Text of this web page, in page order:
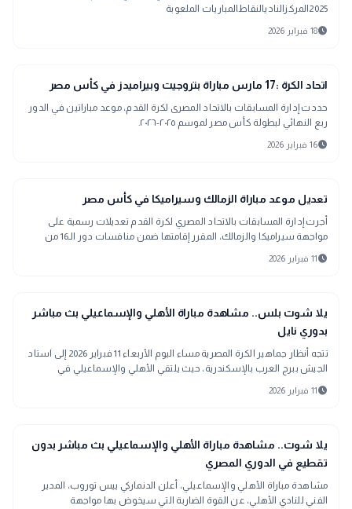
2025المركزالناديالنقاطالمباريات الملعوبة
schedule18 فبراير 2026
sports_soccer
رياضة
اتحاد الكرة :17 مارس مباراة بتروجيت وبيراميدز في كأس مصر
حددت إدارة المسابقات بالاتحاد المصرى لكرة القدم، موعد مباراتين في الدور
ربع النهائي لبطولة كأس مصر لموسم ٢٠٢٥-٢٠٢٦.
schedule16 فبراير 2026
sports_soccer
رياضة
تعديل موعد مباراة الزمالك وسيراميكا في كأس مصر
أجرت إدارة المسابقات بالاتحاد المصري لكرة القدم تعديلات رسمية على
مواجهة سيراميكا والزمالك، المقرر إقامتها ضمن منافسات دور الـ16 من
بطولة كأس مصر للموسم الجاري، في إطار خطة تنظيمية تستهدف إعادة
تنسيق الملاعب والمواعيد بما يتماشى مع جدول المسابقات المحلية.
schedule11 فبراير 2026
sports_soccer
رياضة
يلا شوت بلس.. مشاهدة مباراة الأهلي والإسماعيلي بث مباشر
بدوري نايل
تتجه أنظار جماهير الكرة المصرية مساء اليوم الأربعاء 11 فبراير 2026 إلى استاد
الجيش ببرج العرب بالإسكندرية، حيث يلتقي الأهلي والإسماعيلي في
مواجهة مؤجلة من الجولة الرابعة عشرة لبطولة الدوري المصري الممتاز، في
واحدة من كلاسيكيات الكرة المصرية وأكثرها إثارة عبر التاريخ.
schedule11 فبراير 2026
sports_soccer
رياضة
يلا شوت.. مشاهدة مباراة الأهلي والإسماعيلي بث مباشر بدون
تقطيع في الدوري المصري
مشاهدة مباراة الأهلي والإسماعيلي، أعلن الدنماركي ييس توروب، المدير
الفني للنادي الأهلي، عن القوة الضاربة التي سيخوض بها مواجهة